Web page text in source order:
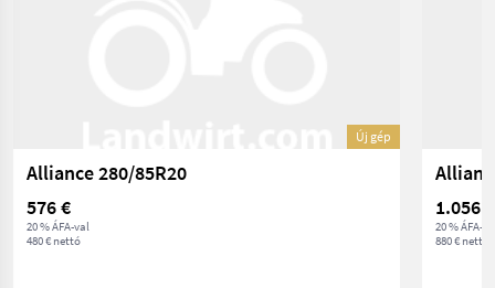
Új gép
Alliance 280/85R20
576 €
20 % ÁFA-val
480 € nettó
1.056 €
20 % ÁFA-
880 € nettó